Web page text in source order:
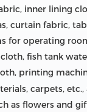
inner lining
curtain fabric,
for operating
fish tank
printing
carpets, etc.,
as flowers and